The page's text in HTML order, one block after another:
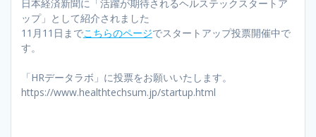
日本経済新聞に「活躍が期待されるヘルステックスタートア
ップ」として紹介されました
11月11日までこちらのページでスタートアップ投票開催中で
す。
「HRデータラボ」に投票をお願いいたします。
https://www.healthtechsum.jp/startup.html